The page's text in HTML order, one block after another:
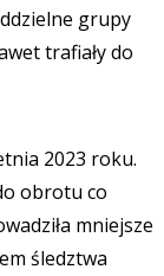
grupy
trafiały do
2023 roku.
obrotu co
mniejsze
śledztwa